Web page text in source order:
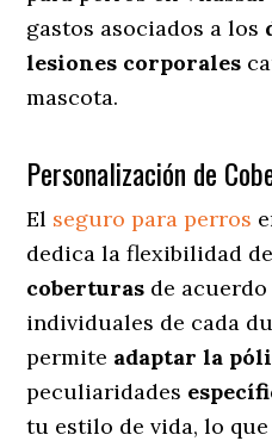
gastos asociados a los
lesiones corporales
mascota.
Personalización de
El seguro para perros
dedica la flexibilidad de
coberturas de
individuales de cada
permite adaptar la
peculiaridades
tu estilo de vida, lo